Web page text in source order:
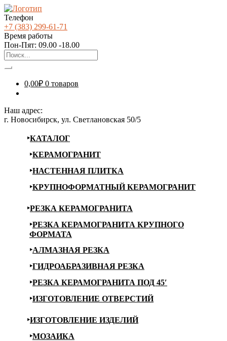
Телефон
+7 (383) 299-61-71
Время работы
Пон-Пят: 09.00 -18.00
0,00₽ 0 товаров
Наш адрес:
г. Новосибирск, ул. Светлановская 50/5
КАТАЛОГ
КЕРАМОГРАНИТ
НАСТЕННАЯ ПЛИТКА
КРУПНОФОРМАТНЫЙ КЕРАМОГРАНИТ
РЕЗКА КЕРАМОГРАНИТА
РЕЗКА КЕРАМОГРАНИТА КРУПНОГО
ФОРМАТА
АЛМАЗНАЯ РЕЗКА
ГИДРОАБРАЗИВНАЯ РЕЗКА
РЕЗКА КЕРАМОГРАНИТА ПОД 45′
ИЗГОТОВЛЕНИЕ ОТВЕРСТИЙ
ИЗГОТОВЛЕНИЕ ИЗДЕЛИЙ
МОЗАИКА